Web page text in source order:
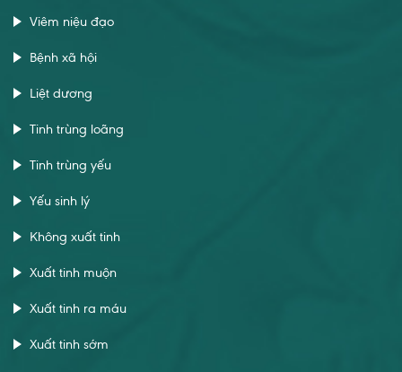
Viêm niệu đạo
Bệnh xã hội
Liệt dương
Tinh trùng loãng
Tinh trùng yếu
Yếu sinh lý
Không xuất tinh
Xuất tinh muộn
Xuất tinh ra máu
Xuất tinh sớm